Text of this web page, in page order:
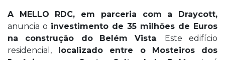
A MELLO RDC, em parceria com a Draycott,
anuncia o investimento de 35 milhões de Euros
na construção do
Belém Vista. Este edifício
residencial, localizado entre o Mosteiros dos